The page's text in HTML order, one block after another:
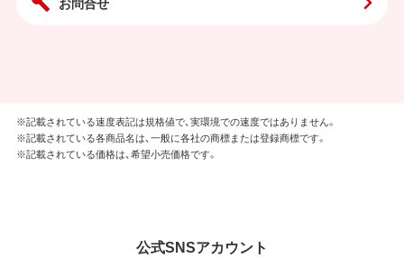
※記載されている速度表記は規格値で、実環境での速度ではありません。
※記載されている各商品名は、一般に各社の商標または登録商標です。
※記載されている価格は、希望小売価格です。
公式SNSアカウント